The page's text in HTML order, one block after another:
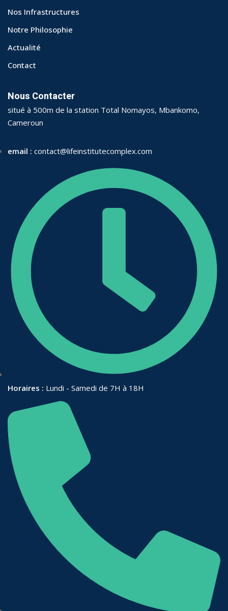
Nos Infrastructures
Notre Philosophie
Actualité
Contact
Nous Contacter
situé à 500m de la station Total Nomayos, Mbankomo,
Cameroun
email : contact@lifeinstitutecomplex.com
Horaires : Lundi - Samedi de 7H à 18H